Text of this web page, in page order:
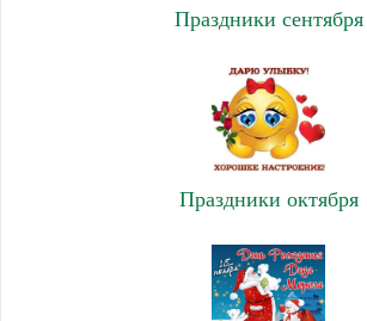
Праздники сентября
Праздники октября